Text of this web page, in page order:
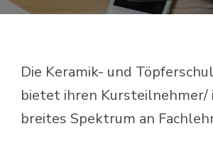
Die Keramik- und
bietet ihren Kursteilnehmer/
breites Spektrum an